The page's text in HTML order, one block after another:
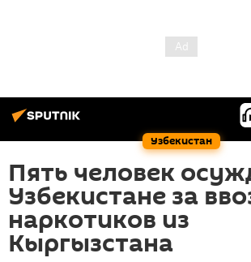
Узбекистан
Пять человек
Узбекистане за
наркотиков из
Кыргызстана